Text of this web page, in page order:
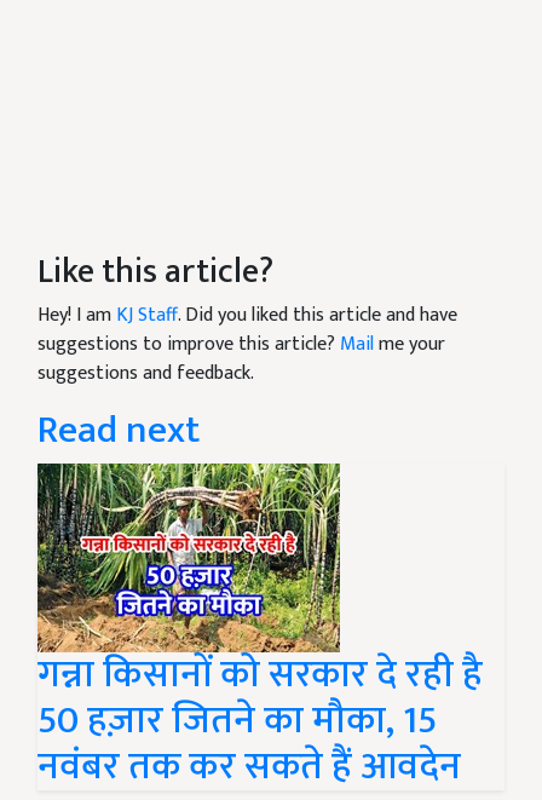
Like this article?
Hey! I amKJ Staff. Did you liked this article and have
suggestions to improve this article? Mailme your
suggestions and feedback.
Read next
गन्ना किसानों को सरकार दे रही है
50 हज़ार जितने का मौका, 15
नवंबर तक कर सकते हैं आवदेन